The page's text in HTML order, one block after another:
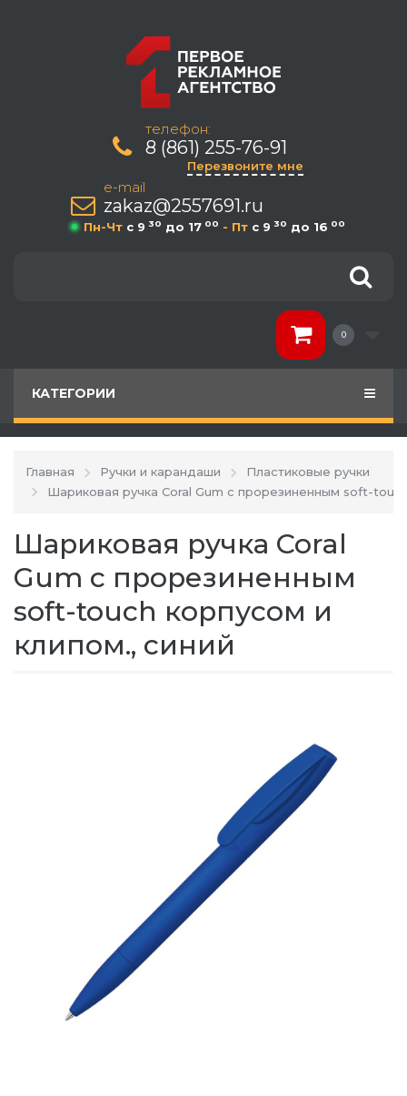
телефон:
8 (861) 255-76-91
Перезвоните мне
e-mail
zakaz@2557691.ru
Пн-Чт c 9 30 до 17 00 - Пт c 9 30 до 16 00
0
КАТЕГОРИИ
Главная Ручки и карандаши
Пластиковые ручки
Шариковая ручка Coral Gum с прорезиненным soft-
Шариковая ручка Coral
Gum с прорезиненным
soft-touch корпусом и
клипом., синий